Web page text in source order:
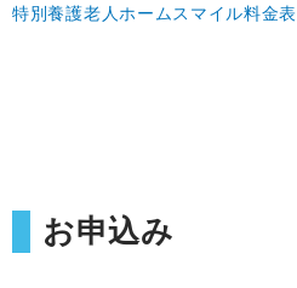
特別養護老人ホームスマイル料金表
お申込み